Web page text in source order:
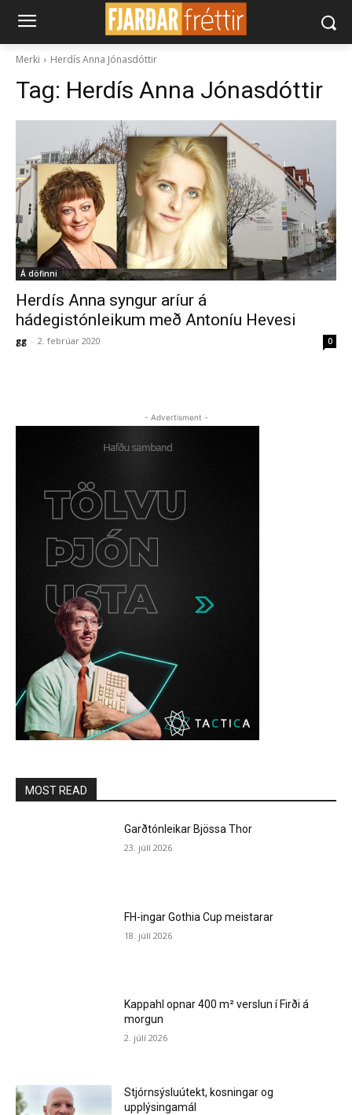
Merki Herdís Anna Jónasdóttir
Tag: Herdís Anna Jónasdóttir
Á döfinni
Herdís Anna syngur aríur á
hádegistónleikum með Antoníu Hevesi
gg - 2. febrúar 2020 0
- Advertisment -
MOST READ
Garðtónleikar Bjössa Thor
23. júlí 2026
FH-ingar Gothia Cup meistarar
18. júlí 2026
Kappahl opnar 400 m² verslun í Firði á
morgun
2. júlí 2026
Stjórnsýsluútekt, kosningar og
upplýsingamál